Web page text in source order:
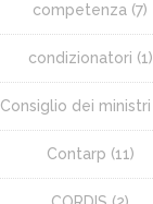
competenza (7)
condizionatori (1)
Consiglio dei ministri
Contarp (11)